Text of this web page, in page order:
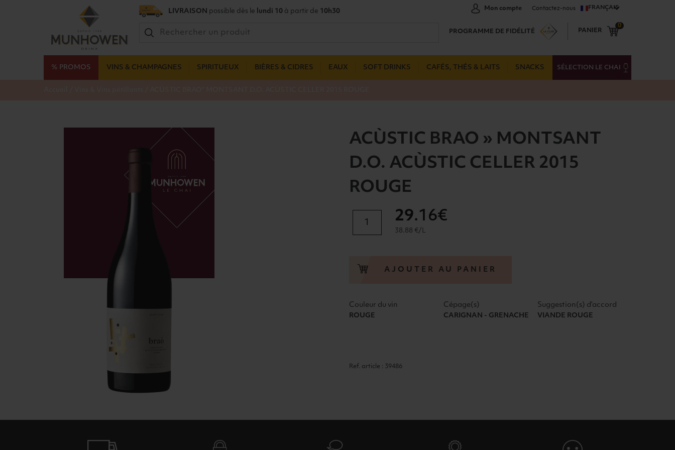
LIVRAISON possible dès le lundi 10 à partir de 10h30 Mon compte Contactez-nous FRANÇAIS
PROGRAMME DE FIDÉLITÉ PANIER
0
% PROMOS VINS & CHAMPAGNES SPIRITUEUX BIÈRES & CIDRES EAUX SOFT DRINKS CAFÉS, THÉS & LAITS SNACKS SÉLECTION LE CHAI
ACÙSTIC BRAO » MONTSANT
D.O. ACÙSTIC CELLER 2015
ROUGE
MONTSANT
D.O.
CELLER
2015
29.16€
38.88 €/L
AJOUTER AU PANIER
Couleur du vin
ROUGE
Cépage(s)
CARIGNAN - GRENACHE
Suggestion(s) d'accord
VIANDE ROUGE
Ref. article : 39486